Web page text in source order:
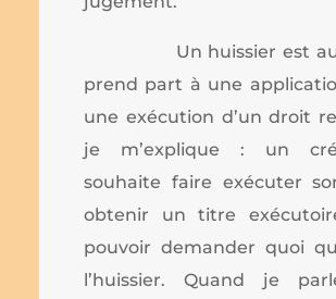
Un huissier est
prend part à une
une exécution d’un droit
je m’explique : un
souhaite faire exécuter
obtenir un titre
pouvoir demander quoi
l’huissier. Quand je